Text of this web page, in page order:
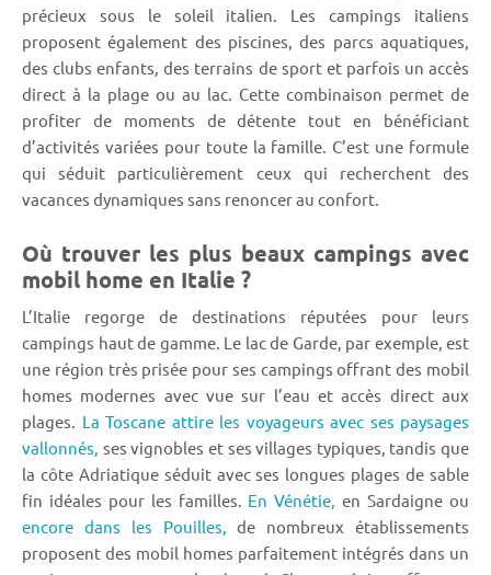
précieux sous le soleil italien. Les campings italiens
proposent également des piscines, des parcs aquatiques,
des clubs enfants, des terrains de sport et parfois un accès
direct à la plage ou au lac. Cette combinaison permet de
profiter de moments de détente tout en bénéficiant
d’activités variées pour toute la famille. C’est une formule
qui séduit particulièrement ceux qui recherchent des
vacances dynamiques sans renoncer au confort.
Où trouver les plus beaux campings avec
mobil home en Italie ?
L’Italie regorge de destinations réputées pour leurs
campings haut de gamme. Le lac de Garde, par exemple, est
une région très prisée pour ses campings offrant des mobil
homes modernes avec vue sur l’eau et accès direct aux
plages. La Toscane attire les voyageurs avec ses paysages
vallonnés, ses vignobles et ses villages typiques, tandis que
la côte Adriatique séduit avec ses longues plages de sable
fin idéales pour les familles. En Vénétie, en Sardaigne ou
encore dans les Pouilles,
de nombreux établissements
proposent des mobil homes parfaitement intégrés dans un